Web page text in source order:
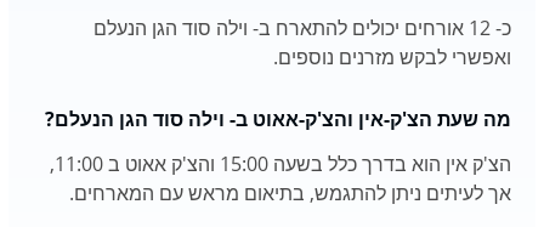
כ- 12 אורחים יכולים להתארח ב- וילה סוד הגן הנעלם
ואפשרי לבקש מזרנים נוספים.
מה שעת הצ'ק-אין והצ'ק-אאוט ב- וילה סוד הגן הנעלם?
הצ'ק אין הוא בדרך כלל בשעה 15:00 והצ'ק אאוט ב 11:00,
אך לעיתים ניתן להתגמש, בתיאום מראש עם המארחים.